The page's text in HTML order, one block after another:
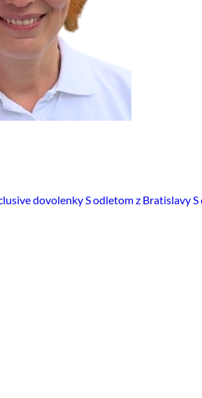
dovolenkyS odletom z Bratislavy